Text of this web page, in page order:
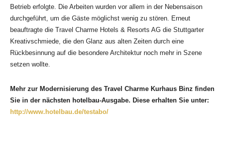
Betrieb erfolgte. Die Arbeiten wurden vor allem in der Nebensaison
durchgeführt, um die Gäste möglichst wenig zu stören. Erneut
beauftragte die Travel Charme Hotels & Resorts AG die Stuttgarter
Kreativschmiede, die den Glanz aus alten Zeiten durch eine
Rückbesinnung auf die besondere Architektur noch mehr in Szene
setzen wollte.
Mehr zur Modernisierung des Travel Charme Kurhaus Binz finden
Sie in der nächsten hotelbau-Ausgabe. Diese erhalten Sie unter:
http://www.hotelbau.de/testabo/